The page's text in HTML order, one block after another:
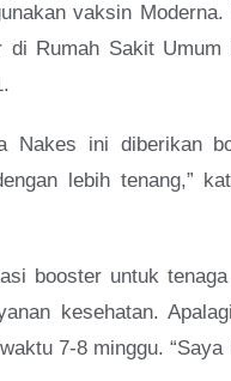
vaksin
di Rumah Sakit
Nakes ini diberikan
lebih tenang,”
booster untuk
kesehatan.
7-8 minggu.